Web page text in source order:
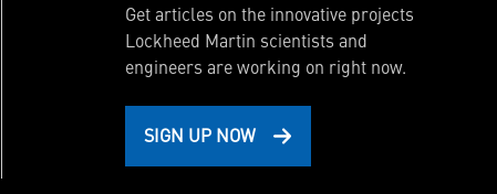
Get articles on the innovative projects
Lockheed Martin scientists and
engineers are working on right now.
SIGN UP NOW